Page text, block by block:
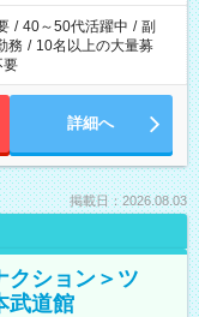
/ 40～50代活躍中 / 副
務 / 10名以上の大量募
要
詳細へ
掲載日：2026.08.03
クション＞ツ
武道館